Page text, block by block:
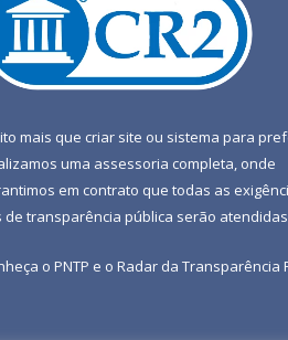
mais que criar site ou sistema para
uma assessoria completa, onde
em contrato que todas as
de transparência pública serão
o PNTP e o Radar da Transparência